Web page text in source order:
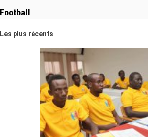
Football
Les plus récents